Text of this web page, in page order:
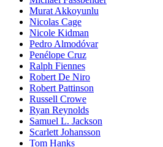
Murat Akkoyunlu
Nicolas Cage
Nicole Kidman
Pedro Almodóvar
Penélope Cruz
Ralph Fiennes
Robert De Niro
Robert Pattinson
Russell Crowe
Ryan Reynolds
Samuel L. Jackson
Scarlett Johansson
Tom Hanks